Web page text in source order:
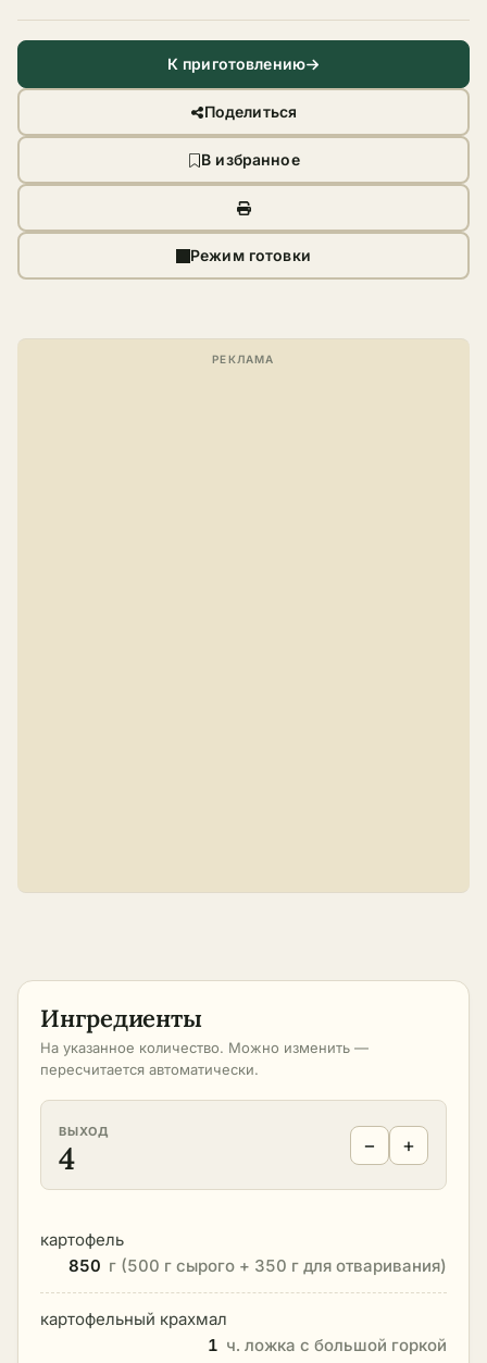
К приготовлению
Поделиться
В избранное
Режим готовки
Ингредиенты
На указанное количество. Можно изменить —
пересчитается автоматически.
ВЫХОД
4 − +
картофель
850 г (500 г сырого + 350 г для отваривания)
картофельный крахмал
1 ч. ложка с большой горкой